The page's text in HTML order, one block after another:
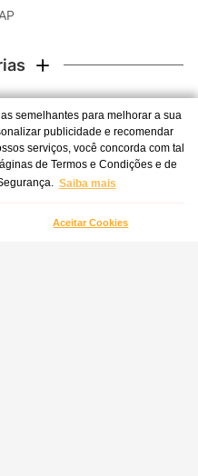
semelhantes para melhorar a sua
publicidade e recomendar
serviços, você concorda com tal
de Termos e Condições e de
Saiba mais
Aceitar Cookies
Multi Cleaner
os dias da semana -